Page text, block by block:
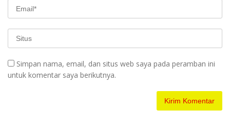
Simpan nama, email, dan situs web saya pada peramban ini
untuk komentar saya berikutnya.